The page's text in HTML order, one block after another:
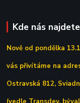
Kde nás najdete
Nově od pondělka
vás přivítáme na
Ostravská 812,